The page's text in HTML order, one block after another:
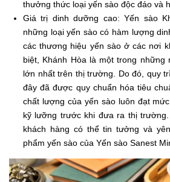
thưởng thức loại yến sào độc đáo và
Giá trị dinh dưỡng cao: Yến sào
những loại yến sào có hàm lượng
các thương hiệu yến sào ở các nơi
biệt, Khánh Hòa là một trong những
lớn nhất trên thị trường. Do đó, quy
đây đã được quy chuẩn hóa tiêu
chất lượng của yến sào luôn đạt
kỹ lưỡng trước khi đưa ra thị
khách hàng có thể tin tưởng và
phẩm yến sào của Yến sào Sanest